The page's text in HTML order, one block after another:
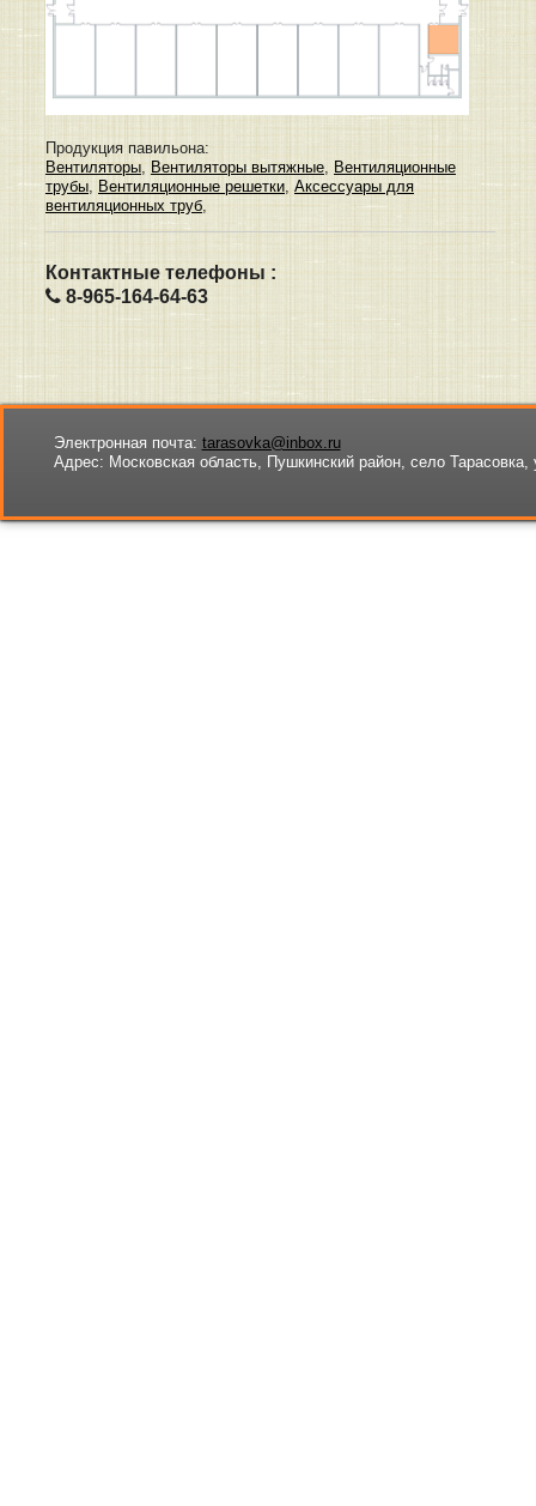
Продукция павильона:
Вентиляторы
Вентиляторы вытяжные
Вентиляционные
трубы
Вентиляционные решетки Аксессуары для
вентиляционных труб
Контактные телефоны :
8-965-164-64-63
Электронная почта: tarasovka@inbox.ru
Адрес: Московская область, Пушкинский район, село